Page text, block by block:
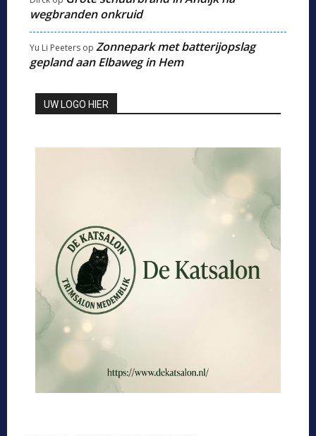
wegbranden onkruid
Yu Li Peeters op Zonnepark met batterijopslag
gepland aan Elbaweg in Hem
UW LOGO HIER